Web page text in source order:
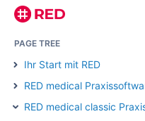
PAGE TREE
Ihr Start mit RED
RED medical
RED medical classic